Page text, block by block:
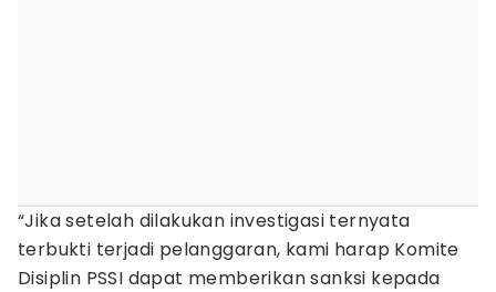
“Jika setelah dilakukan investigasi ternyata
terbukti terjadi pelanggaran, kami harap Komite
Disiplin PSSI dapat memberikan sanksi kepada